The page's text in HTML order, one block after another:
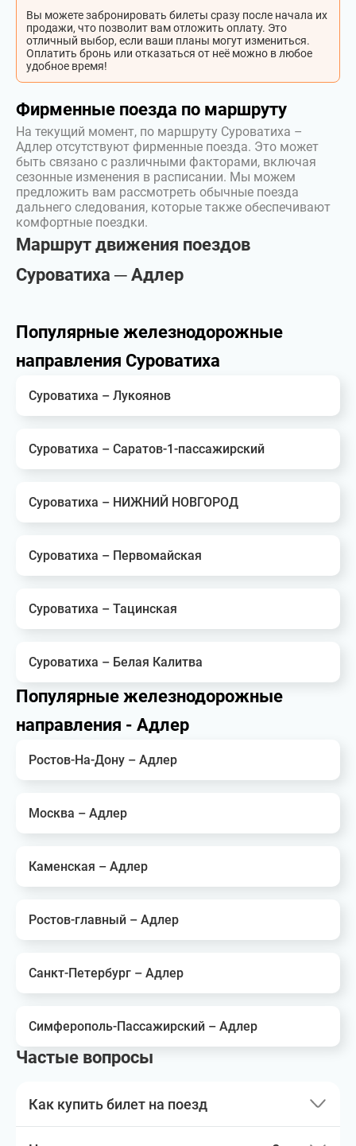
Вы можете забронировать билеты сразу после начала их
продажи, что позволит вам отложить оплату. Это
отличный выбор, если ваши планы могут измениться.
Оплатить бронь или отказаться от неё можно в любое
удобное время!
Фирменные поезда по маршруту
На текущий момент, по маршруту Суроватиха –
Адлер отсутствуют фирменные поезда. Это может
быть связано с различными факторами, включая
сезонные изменения в расписании. Мы можем
предложить вам рассмотреть обычные поезда
дальнего следования, которые также обеспечивают
комфортные поездки.
Маршрут движения поездов
Суроватиха ─ Адлер
Популярные железнодорожные
направления Суроватиха
Суроватиха – Лукоянов
Суроватиха – Саратов-1-пассажирский
Суроватиха – НИЖНИЙ НОВГОРОД
Суроватиха – Первомайская
Суроватиха – Тацинская
Суроватиха – Белая Калитва
Популярные железнодорожные
направления - Адлер
Ростов-На-Дону – Адлер
Москва – Адлер
Каменская – Адлер
Ростов-главный – Адлер
Санкт-Петербург – Адлер
Симферополь-Пассажирский – Адлер
Частые вопросы
Как купить билет на поезд